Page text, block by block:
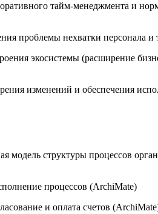
тайм-менеджмента и
проблемы нехватки персонала и
экосистемы (расширение
изменений и обеспечения
модель структуры процессов
процессов (ArchiMate)
и оплата счетов